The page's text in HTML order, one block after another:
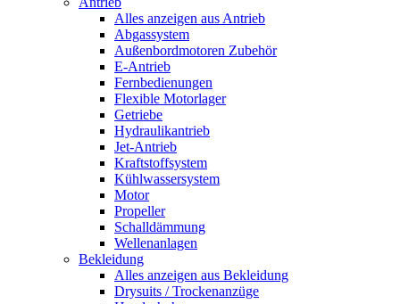
Alles anzeigen aus Antrieb
Abgassystem
Außenbordmotoren Zubehör
E-Antrieb
Fernbedienungen
Flexible Motorlager
Getriebe
Hydraulikantrieb
Jet-Antrieb
Kraftstoffsystem
Kühlwassersystem
Motor
Propeller
Schalldämmung
Wellenanlagen
Bekleidung
Alles anzeigen aus Bekleidung
Drysuits / Trockenanzüge